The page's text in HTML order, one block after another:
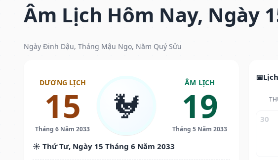
Âm Lịch Hôm Nay, Ngày
Ngày Đinh Dậu, Tháng Mậu Ngọ, Năm Quý Sửu
DƯƠNG LỊCH
15
Tháng 6 Năm 2033
🐓
ÂM LỊCH
19
Tháng 5 Năm 2033
☀️ Thứ Tư, Ngày 15 Tháng 6 Năm 2033
30